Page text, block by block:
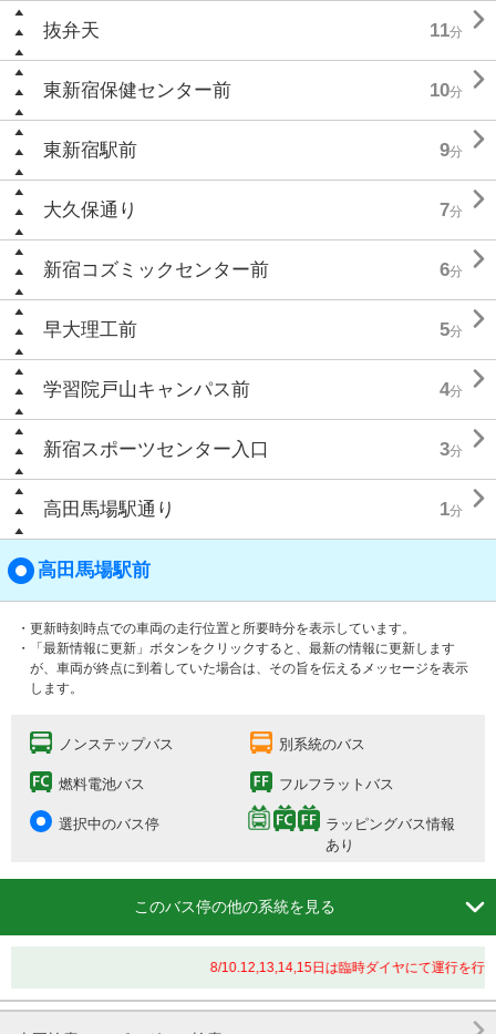
抜弁天 11分 
東新宿保健センター前 10分 
東新宿駅前 9分 
大久保通り 7分 
新宿コズミックセンター前 6分 
早大理工前 5分 
学習院戸山キャンパス前 4分 
新宿スポーツセンター入口 3分 
高田馬場駅通り 1分 
高田馬場駅前
・更新時刻時点での車両の走行位置と所要時分を表示しています。
・「最新情報に更新」ボタンをクリックすると、最新の情報に更新します
が、車両が終点に到着していた場合は、その旨を伝えるメッセージを表示
します。
ノンステップバス 別系統のバス
燃料電池バス フルフラットバス
選択中のバス停
ラッピングバス情報
あり
このバス停の他の系統を見る 
8/10.12,13,14,15日は臨時ダイヤにて運行を行い